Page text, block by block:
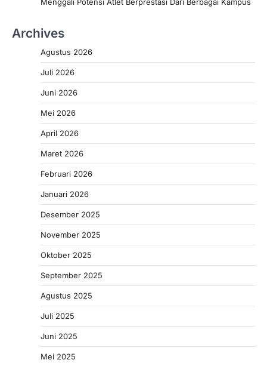
Menggali Potensi Atlet Berprestasi Dari Berbagai Kampus
Archives
Agustus 2026
Juli 2026
Juni 2026
Mei 2026
April 2026
Maret 2026
Februari 2026
Januari 2026
Desember 2025
November 2025
Oktober 2025
September 2025
Agustus 2025
Juli 2025
Juni 2025
Mei 2025